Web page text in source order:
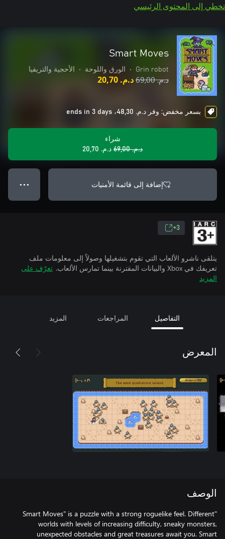
تخطي إلى المحتوى الرئيسي
Smart Moves
Grin robot
• الورق واللوحة • الأحجية والتريفيا
د.م.‏ 69,00 د.م.‏ 20,70
بسعر مخفض: وفر د.م.‏ 48,30، ends in 3 days
شراء
د.م.‏ 69,00
د.م.‏ 20,70
إضافة إلى قائمة الأمنيات ● ● ●
3+
يتلقى ناشرو الألعاب التي تقوم بتشغيلها وصولاً إلى معلومات ملف
تعريفك في Xbox والبيانات المقترنة بينما تمارس الألعاب.
تعرّف على
المزيد
التفاصيل المراجعات المزيد
المعرض
الوصف
"Smart Moves" is a puzzle with a strong roguelike feel. Different
worlds with levels of increasing difficulty, sneaky monsters,
unexpected obstacles and great treasures await you. Smart